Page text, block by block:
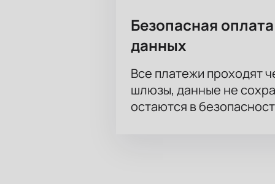
Безопасная
данных
Все платежи проходят
шлюзы, данные не
остаются в